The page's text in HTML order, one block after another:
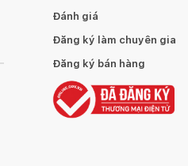
Đánh giá
Đăng ký làm chuyên gia
Đăng ký bán hàng